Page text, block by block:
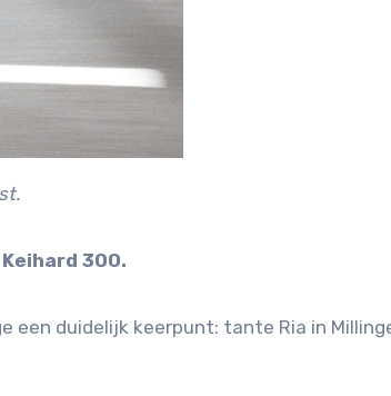
300.
duidelijk keerpunt: tante Ria in